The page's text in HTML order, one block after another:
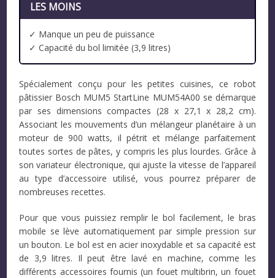
LES MOINS
✓ Manque un peu de puissance
✓ Capacité du bol limitée (3,9 litres)
Spécialement conçu pour les petites cuisines, ce robot
pâtissier Bosch MUM5 StartLine MUM54A00 se démarque
par ses dimensions compactes (28 x 27,1 x 28,2 cm).
Associant les mouvements d’un mélangeur planétaire à un
moteur de 900 watts, il pétrit et mélange parfaitement
toutes sortes de pâtes, y compris les plus lourdes. Grâce à
son variateur électronique, qui ajuste la vitesse de l’appareil
au type d’accessoire utilisé, vous pourrez préparer de
nombreuses recettes.
Pour que vous puissiez remplir le bol facilement, le bras
mobile se lève automatiquement par simple pression sur
un bouton. Le bol est en acier inoxydable et sa capacité est
de 3,9 litres. Il peut être lavé en machine, comme les
différents accessoires fournis (un fouet multibrin, un fouet